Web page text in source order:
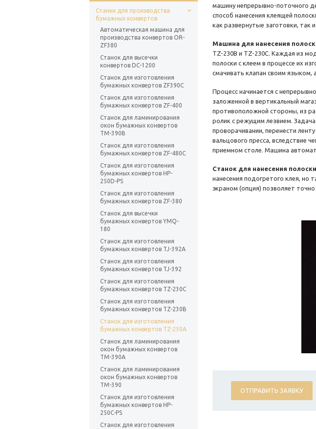
Станки для производства
бумажных конвертов
Автоматическая машина для
производства конвертов OR-
ZF380
Станок для высечки
конвертов DC-1200
Станок для изготовления
бумажных конвертов ZF390C
Станок для изготовления
бумажных конвертов ZF-400
Станок для ламинирования
окон бумажных конвертов
TM-390B
Станок для изготовления
бумажных конвертов ZF-480C
Станок для изготовления
бумажных конвертов HP-
250D-PS
Станок для изготовления
бумажных конвертов ZF-380
Станок для высечки
бумажных конвертов YMQ-
180
Станок для изготовления
бумажных конвертов TJ-392A
Станок для изготовления
бумажных конвертов TJ-392
Станок для изготовления
бумажных конвертов TZ-230C
Станок для изготовления
бумажных конвертов TZ-230B
Станок для изготовления
бумажных конвертов TZ-230A
Станок для ламинирования
окон бумажных конвертов
TM-390A
Станок для ламинирования
окон бумажных конвертов
TM-390
Станок для изготовления
бумажных конвертов HP-
250C-PS
Станок для изготовления
машину непрерывно-поточного
способ нанесения клеящей
как развернутые заготовки, так
Машина для нанесения
TZ-230В и TZ-230С. Каждая из
полоски с клеем в процессе их
смачивать клапан своим языком,
Процесс начинается с
заложенной в вертикальный
противоположной стороны, из
ролик с режущим лезвием.
проворачивании, перенести
вальцового пресса, вследствие
приемном столе. Машина
Станок для нанесения
нанесения подогретого клея, но
экраном (опция) позволяет
ОТПРАВИТЬ ЗАЯВКУ